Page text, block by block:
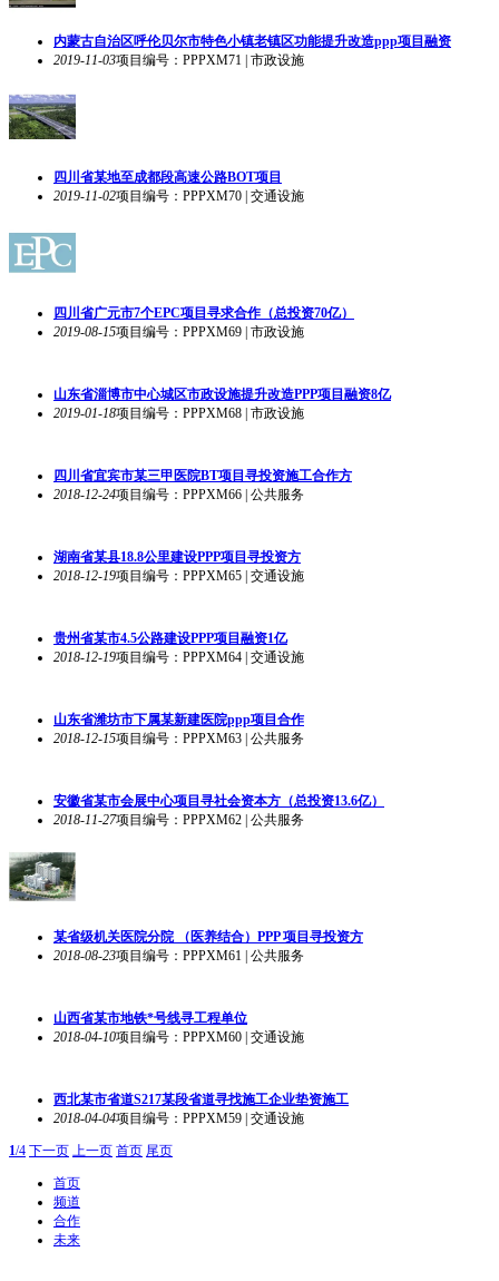
内蒙古自治区呼伦贝尔市特色小镇老镇区功能提升改造ppp项目融资
2019-11-03
四川省某地至成都段高速公路BOT项目
2019-11-02
2019-08-15项目编号：PPPXM69 | 市政设施
山东省淄博市中心城区市政设施提升改造PPP项目融资8亿
四川省宜宾市某三甲医院BT项目寻投资施工合作方
2018-12-24项目编号：PPPXM66 | 公共服务
2018-12-19项目编号：PPPXM65 | 交通设施
2018-12-19项目编号：PPPXM64 | 交通设施
山东省潍坊市下属某新建医院ppp项目合作
安徽省某市会展中心项目寻社会资本方（总投资13.6亿）
2018-11-27